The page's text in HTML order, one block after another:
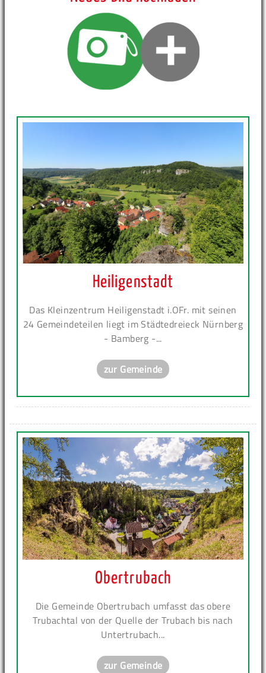
Heiligenstadt
Das Kleinzentrum Heiligenstadt i.OFr. mit seinen
24 Gemeindeteilen liegt im Städtedreieck Nürnberg
- Bamberg -...
zur Gemeinde
Obertrubach
Die Gemeinde Obertrubach umfasst das obere
Trubachtal von der Quelle der Trubach bis nach
Untertrubach...
zur Gemeinde